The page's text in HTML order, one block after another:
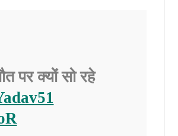
पर क्यों सो रहे